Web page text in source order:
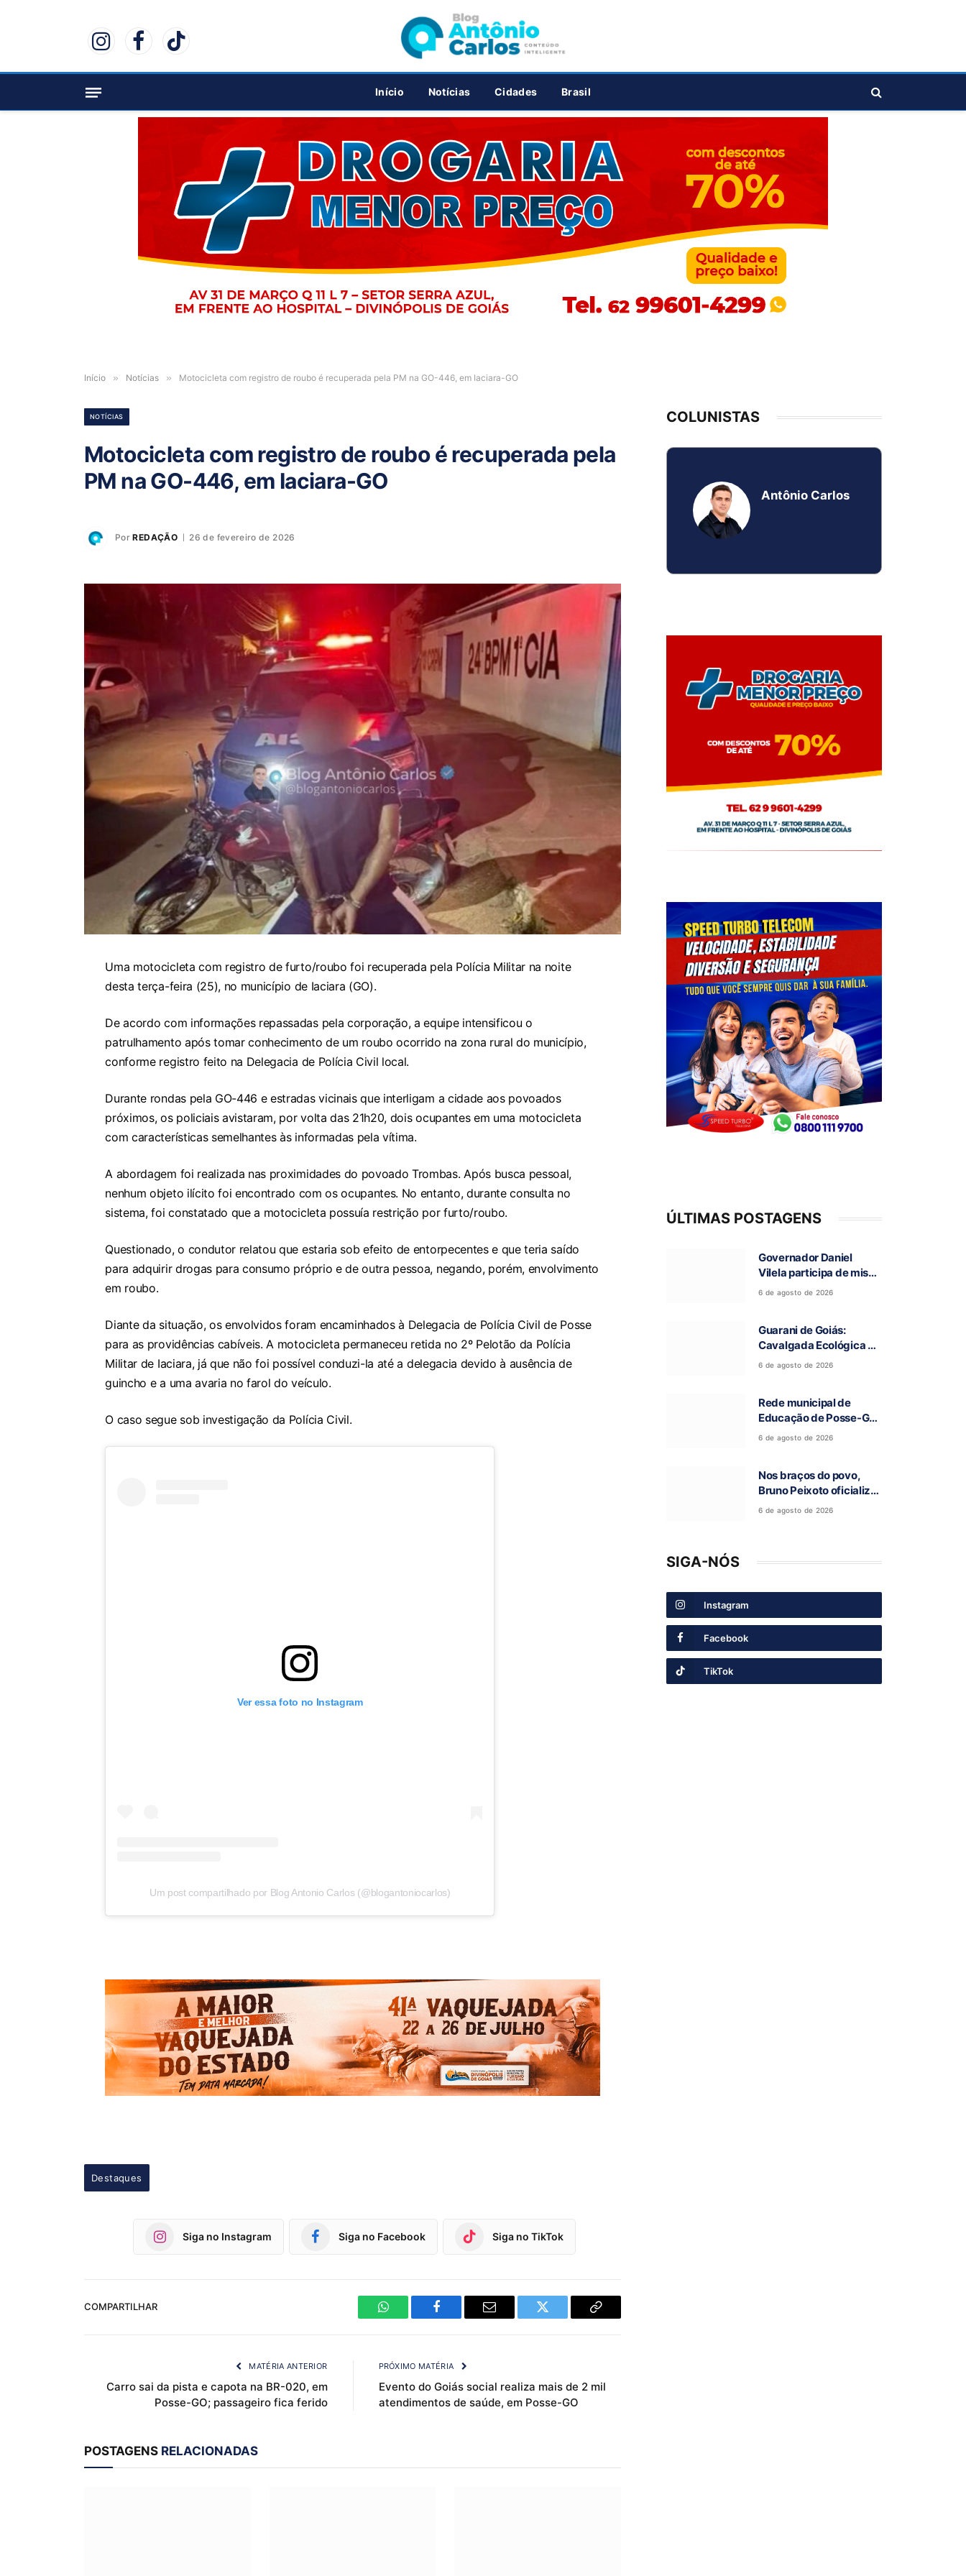
InstagramFacebookTikTok
Início Notícias Cidades Brasil
PUBLICIDADE
Início » Notícias » Motocicleta com registro de roubo é recuperada pela PM na GO-446, em Iaciara-GO
NOTÍCIAS
Motocicleta com registro de roubo é recuperada pela
PM na GO-446, em Iaciara-GO
Por REDAÇÃO 26 de fevereiro de 2026
Uma motocicleta com registro de furto/roubo foi recuperada pela Polícia Militar na noite
desta terça-feira (25), no município de Iaciara (GO).
De acordo com informações repassadas pela corporação, a equipe intensificou o
patrulhamento após tomar conhecimento de um roubo ocorrido na zona rural do município,
conforme registro feito na Delegacia de Polícia Civil local.
Durante rondas pela GO-446 e estradas vicinais que interligam a cidade aos povoados
próximos, os policiais avistaram, por volta das 21h20, dois ocupantes em uma motocicleta
com características semelhantes às informadas pela vítima.
A abordagem foi realizada nas proximidades do povoado Trombas. Após busca pessoal,
nenhum objeto ilícito foi encontrado com os ocupantes. No entanto, durante consulta no
sistema, foi constatado que a motocicleta possuía restrição por furto/roubo.
Questionado, o condutor relatou que estaria sob efeito de entorpecentes e que teria saído
para adquirir drogas para consumo próprio e de outra pessoa, negando, porém, envolvimento
em roubo.
Diante da situação, os envolvidos foram encaminhados à Delegacia de Polícia Civil de Posse
para as providências cabíveis. A motocicleta permaneceu retida no 2º Pelotão da Polícia
Militar de Iaciara, já que não foi possível conduzi-la até a delegacia devido à ausência de
guincho e a uma avaria no farol do veículo.
O caso segue sob investigação da Polícia Civil.
Ver essa foto no Instagram
Um post compartilhado por Blog Antonio Carlos (@blogantoniocarlos)
Destaques
Siga no Instagram Siga no Facebook Siga no TikTok
COMPARTILHAR
WhatsAppFacebook Email Twitter
Copy
MATÉRIA ANTERIOR
Carro sai da pista e capota na BR-020, em
Posse-GO; passageiro fica ferido
PRÓXIMO MATÉRIA
Evento do Goiás social realiza mais de 2 mil
atendimentos de saúde, em Posse-GO
POSTAGENS RELACIONADAS
COLUNISTAS
Antônio Carlos
ÚLTIMAS POSTAGENS
Governador Daniel
Vilela participa de missa
e visita caverna durante
Ronca
6 de agosto de 2026
Guarani de Goiás:
Cavalgada Ecológica da
Fé reúne grande público
6 de agosto de 2026
Rede municipal de
Educação de Posse-GO
atinge resultado
6 de agosto de 2026
Nos braços do povo,
Bruno Peixoto oficializa
candidatura a deputado
6 de agosto de 2026
SIGA-NÓS
Instagram
Facebook
TikTok